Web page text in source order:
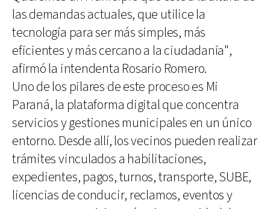
las demandas actuales, que utilice la
tecnología para ser más simples, más
eficientes y más cercano a la ciudadanía",
afirmó la intendenta Rosario Romero.
Uno de los pilares de este proceso es Mi
Paraná, la plataforma digital que concentra
servicios y gestiones municipales en un único
entorno. Desde allí, los vecinos pueden realizar
trámites vinculados a habilitaciones,
expedientes, pagos, turnos, transporte, SUBE,
licencias de conducir, reclamos, eventos y